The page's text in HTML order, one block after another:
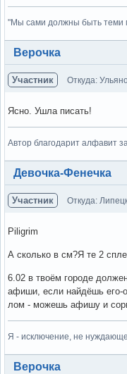
"Мы сами должны быть теми
Вне форума
Верочка
Участник Откуда:
Ясно. Ушла писать!
Автор благодарит алфавит
Вне форума
Девочка-Фенечка
Участник Откуда:
Piligrim
А сколько в см?Я те 2
6.02 в твоём городе
афиши, если найдёшь его-
лом - можешь афишу и
Я - исключение, не
Вне форума
Верочка